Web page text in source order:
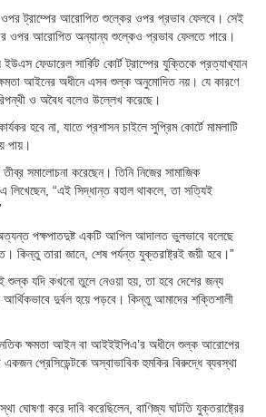
ওপর ট্রাম্পের আরোপিত শুল্কের ওপর প্রভাব ফেলবে। সেই
ওপর আরোপিত অন্যান্য শুল্কেও প্রভাব ফেলতে পারে।
ফেডারেল সার্কিট কোর্ট ট্রাম্পের যুক্তিকে প্রত্যাখ্যান
আইনের অধীনে এসব শুল্ক অনুমোদিত নয়। যে কারণে
ও অবৈধ বলেও উল্লেখ করেছে।
হবে না, যাতে প্রশাসন চাইলে সুপ্রিম কোর্টে মামলাটি
পায়।
সমালোচনা করেছেন। তিনি নিজের সামাজিক
লিখেছেন, “এই সিদ্ধান্ত বহাল থাকলে, তা সত্যিই
পক্ষপাতদুষ্ট একটি আপিল আদালত ভুলভাবে বলেছে
কিন্তু তারা জানে, শেষ পর্যন্ত যুক্তরাষ্ট্রই জয়ী হবে।”
শুল্ক যদি কখনো তুলে নেওয়া হয়, তা হবে দেশের জন্য
দুর্বল হয়ে পড়বে। কিন্তু আমাদের শক্তিশালী
ক্ষমতা আইন বা আইইইপিএ’র অধীনে শুল্ক আরোপের
একজন প্রেসিডেন্টকে অস্বাভাবিক হুমকির বিরুদ্ধে ব্যবস্থা
ঘোষণা করে দাবি করেছিলেন, বাণিজ্য ঘাটতি যুক্তরাষ্ট্রের